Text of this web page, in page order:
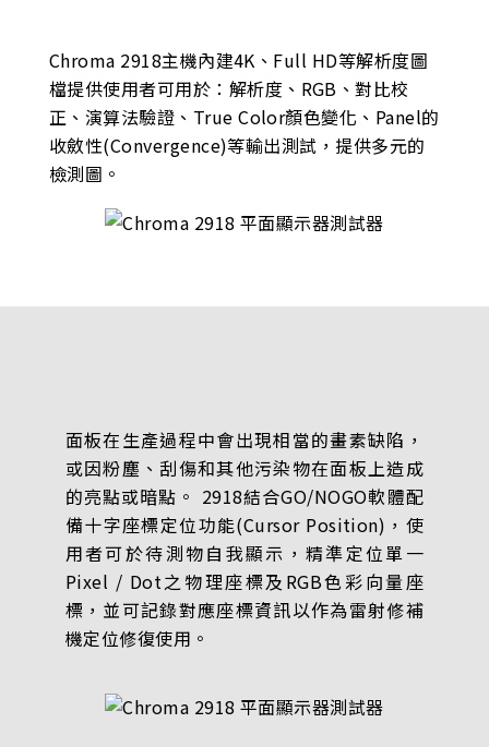
Chroma 2918主機內建4K、Full HD等解析度圖
檔提供使用者可用於：解析度、RGB、對比校
正、演算法驗證、True Color顏色變化、Panel的
收斂性(Convergence)等輸出測試，提供多元的
檢測圖。
面板在生產過程中會出現相當的畫素缺陷，
或因粉塵、刮傷和其他污染物在面板上造成
的亮點或暗點。 2918結合GO/NOGO軟體配
備十字座標定位功能(Cursor Position)，使
用者可於待測物自我顯示，精準定位單一
Pixel / Dot之物理座標及RGB色彩向量座
標，並可記錄對應座標資訊以作為雷射修補
機定位修復使用。